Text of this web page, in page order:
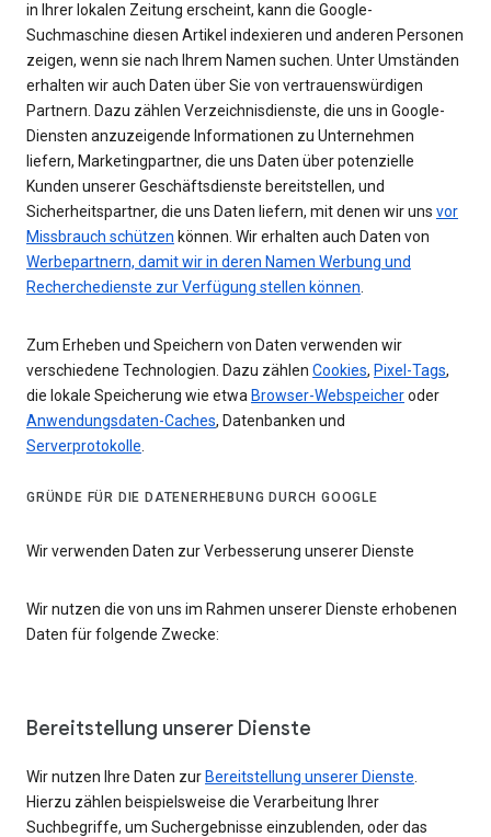
in Ihrer lokalen Zeitung erscheint, kann die Google-
Suchmaschine diesen Artikel indexieren und anderen Personen
zeigen, wenn sie nach Ihrem Namen suchen. Unter Umständen
erhalten wir auch Daten über Sie von vertrauenswürdigen
Partnern. Dazu zählen Verzeichnisdienste, die uns in Google-
Diensten anzuzeigende Informationen zu Unternehmen
liefern, Marketingpartner, die uns Daten über potenzielle
Kunden unserer Geschäftsdienste bereitstellen, und
Sicherheitspartner, die uns Daten liefern, mit denen wir uns vor
Missbrauch schützen können. Wir erhalten auch Daten von
Werbepartnern, damit wir in deren Namen Werbung und
Recherchedienste zur Verfügung stellen können.
Zum Erheben und Speichern von Daten verwenden wir
verschiedene Technologien. Dazu zählen Cookies, Pixel-Tags,
die lokale Speicherung wie etwa Browser-Webspeicheroder
Anwendungsdaten-Caches, Datenbanken und
Serverprotokolle.
GRÜNDE FÜR DIE DATENERHEBUNG DURCH GOOGLE
Wir verwenden Daten zur Verbesserung unserer Dienste
Wir nutzen die von uns im Rahmen unserer Dienste erhobenen
Daten für folgende Zwecke:
Bereitstellung unserer Dienste
Wir nutzen Ihre Daten zur Bereitstellung unserer Dienste
Hierzu zählen beispielsweise die Verarbeitung Ihrer
Suchbegriffe, um Suchergebnisse einzublenden, oder das